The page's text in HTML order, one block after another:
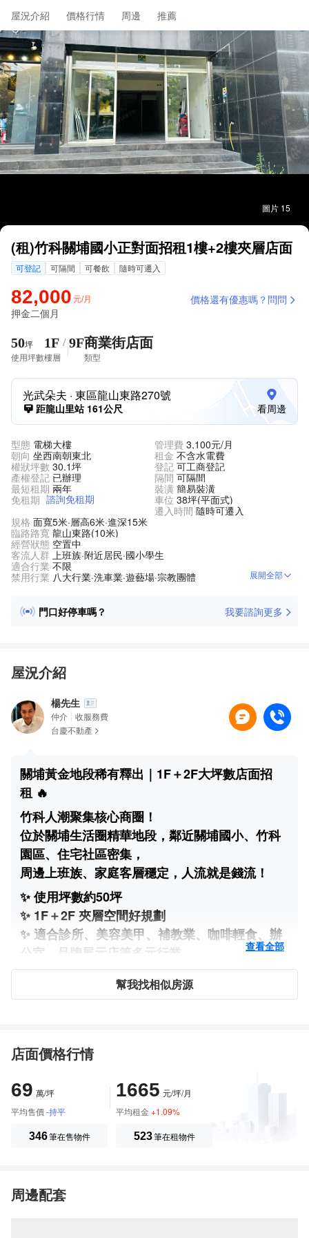
屋況介紹 價格行情 周邊 推薦
圖片 15
(租)竹科關埔國小正對面招租1樓+2樓夾層店面
可登記 可隔間 可餐飲 隨時可遷入
82,000 元/月 價格還有優惠嗎？問問
押金二個月
50坪
使用坪數
1F / 9F
樓層
商業街店面
類型
光武朵夫 · 東區龍山東路270號
距龍山里站 161公尺 看周邊
型態 電梯大樓
朝向 坐西南朝東北
權狀坪數 30.1坪
產權登記 已辦理
最短租期 兩年
免租期 諮詢免租期
管理費 3,100元/月
租金 不含水電費
登記 可工商登記
隔間 可隔間
裝潢 簡易裝潢
車位 38坪(平面式)
遷入時間 隨時可遷入
規格 面寬5米·層高6米·進深15米
臨路路寬 龍山東路(10米)
經營狀態 空置中
客流人群 上班族·附近居民·國小學生
適合行業 不限
禁用行業 八大行業·洗車業·遊藝場·宗教團體 展開全部
門口好停車嗎？
附近有交通站點嗎？
我要諮詢更多
屋況介紹
楊先生
仲介
收服務費
台慶不動產
關埔黃金地段稀有釋出｜1F＋2F大坪數店面招
租 🔥
竹科人潮聚集核心商圈！
位於關埔生活圈精華地段，鄰近關埔國小、竹科
園區、住宅社區密集，
周邊上班族、家庭客層穩定，人流就是錢流！
✨ 使用坪數約50坪
✨ 1F＋2F 夾層空間好規劃
✨ 適合診所、美容美甲、補教業、咖啡輕食、辦
公室、品牌展示店等多元行業
✨ 周邊生活機能成熟，餐飲、超商、商家林立
✨ 竹科新貴、家庭客層集中，消費力強
而是「有沒有穩定人潮與消費人口」！
之一！
📍 地點好、人潮多、空間大
搶先卡位關埔商圈黃金店面！
查看全部
幫我找相似房源
店面價格行情
69 萬/坪
平均售價-持平
346筆在售物件
1665 元/坪/月
平均租金 +1.09%
523筆在租物件
周邊配套